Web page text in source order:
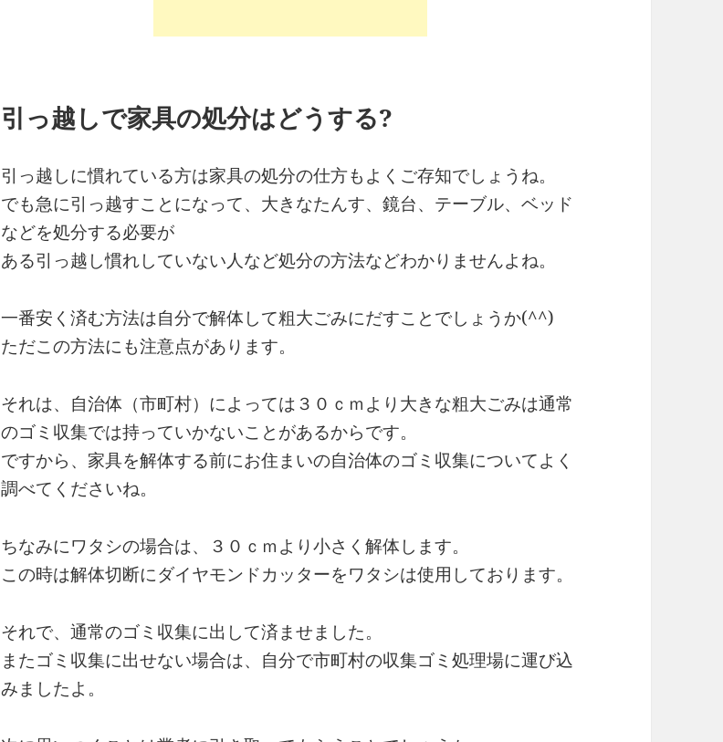
引っ越しで家具の処分はどうする?
引っ越しに慣れている方は家具の処分の仕方もよくご存知でしょうね。
でも急に引っ越すことになって、大きなたんす、鏡台、テーブル、ベッド
などを処分する必要が
ある引っ越し慣れしていない人など処分の方法などわかりませんよね。
一番安く済む方法は自分で解体して粗大ごみにだすことでしょうか(^^)
ただこの方法にも注意点があります。
それは、自治体（市町村）によっては３０ｃｍより大きな粗大ごみは通常
のゴミ収集では持っていかないことがあるからです。
ですから、家具を解体する前にお住まいの自治体のゴミ収集についてよく
調べてくださいね。
ちなみにワタシの場合は、３０ｃｍより小さく解体します。
この時は解体切断にダイヤモンドカッターをワタシは使用しております。
それで、通常のゴミ収集に出して済ませました。
またゴミ収集に出せない場合は、自分で市町村の収集ゴミ処理場に運び込
みましたよ。